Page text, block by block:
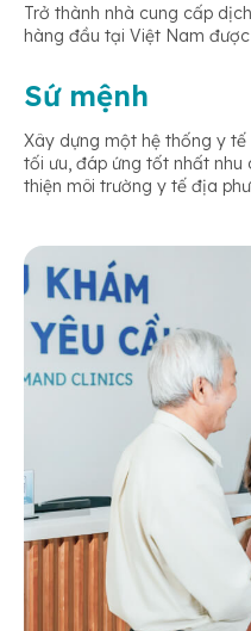
Trở thành nhà cung cấp
hàng đầu tại Việt Nam
Sứ mệnh
Xây dựng một hệ thống y
tối ưu, đáp ứng tốt nhất
thiện môi trường y tế địa